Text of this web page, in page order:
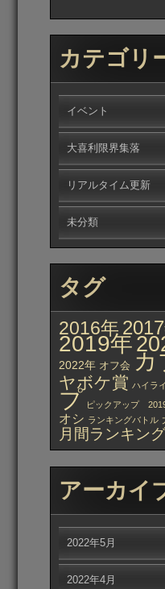
カテゴリ
イベント
大喜利限界集落
リアルタイム更新
未分類
タグ
2016年
2019年
2022年 オフ会 カ
ヤボケ賞 ハイラ
プ ピックアップ
オシ ランキングバトル
月間ランキング
アーカイ
2022年5月
2022年4月